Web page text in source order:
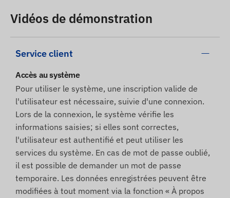
Vidéos de démonstration
Service client
Accès au système
Pour utiliser le système, une inscription valide de
l'utilisateur est nécessaire, suivie d'une connexion.
Lors de la connexion, le système vérifie les
informations saisies; si elles sont correctes,
l'utilisateur est authentifié et peut utiliser les
services du système. En cas de mot de passe oublié,
il est possible de demander un mot de passe
temporaire. Les données enregistrées peuvent être
modifiées à tout moment via la fonction « À propos